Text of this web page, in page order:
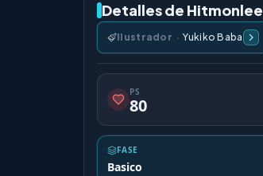
Detalles de Hitmonlee
Ilustrador · Yukiko Baba
PS
80
FASE
Basico